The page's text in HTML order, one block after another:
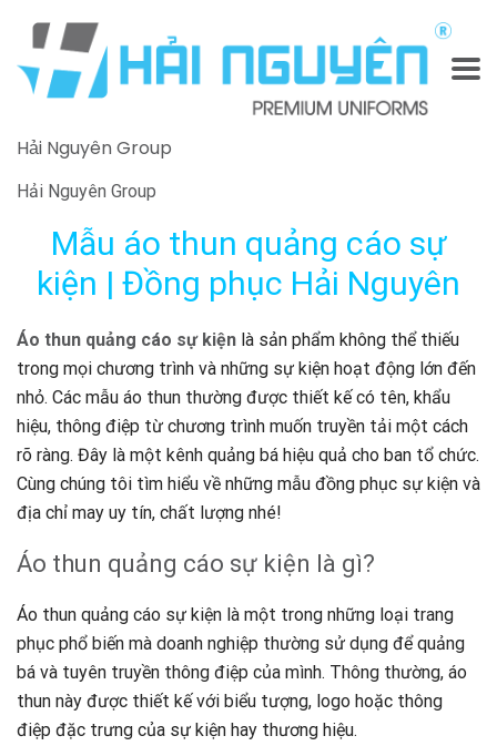
Hải Nguyên Group
Hải Nguyên Group
Mẫu áo thun quảng cáo sự
kiện | Đồng phục Hải Nguyên
Áo thun quảng cáo sự kiện là sản phẩm không thể thiếu
trong mọi chương trình và những sự kiện hoạt động lớn đến
nhỏ. Các mẫu áo thun thường được thiết kế có tên, khẩu
hiệu, thông điệp từ chương trình muốn truyền tải một cách
rõ ràng. Đây là một kênh quảng bá hiệu quả cho ban tổ chức.
Cùng chúng tôi tìm hiểu về những mẫu đồng phục sự kiện và
địa chỉ may uy tín, chất lượng nhé!
Áo thun quảng cáo sự kiện là gì?
Áo thun quảng cáo sự kiện là một trong những loại trang
phục phổ biến mà doanh nghiệp thường sử dụng để quảng
bá và tuyên truyền thông điệp của mình. Thông thường, áo
thun này được thiết kế với biểu tượng, logo hoặc thông
điệp đặc trưng của sự kiện hay thương hiệu.